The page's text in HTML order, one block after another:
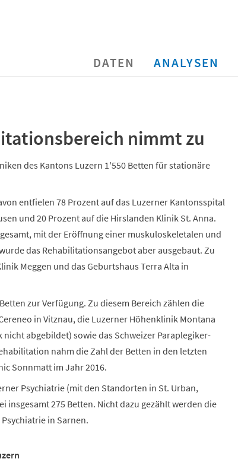
DATEN ANALYSEN
nimmt zu
des Kantons Luzern 1'550 Betten für stationäre
entfielen 78 Prozent auf das Luzerner Kantonsspital
und 20 Prozent auf die Hirslanden Klinik St. Anna.
mit der Eröffnung einer muskuloskeletalen und
das Rehabilitationsangebot aber ausgebaut. Zu
Meggen und das Geburtshaus Terra Alta in
zur Verfügung. Zu diesem Bereich zählen die
in Vitznau, die Luzerner Höhenklinik Montana
abgebildet) sowie das Schweizer Paraplegiker-
nahm die Zahl der Betten in den letzten
Sonnmatt im Jahr 2016.
Psychiatrie (mit den Standorten in St. Urban,
insgesamt 275 Betten. Nicht dazu gezählt werden die
in Sarnen.